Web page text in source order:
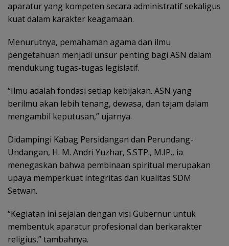
aparatur yang kompeten secara administratif sekaligus
kuat dalam karakter keagamaan.
Menurutnya, pemahaman agama dan ilmu
pengetahuan menjadi unsur penting bagi ASN dalam
mendukung tugas-tugas legislatif.
“Ilmu adalah fondasi setiap kebijakan. ASN yang
berilmu akan lebih tenang, dewasa, dan tajam dalam
mengambil keputusan,” ujarnya.
Didampingi Kabag Persidangan dan Perundang-
Undangan, H. M. Andri Yuzhar, S.STP., M.IP., ia
menegaskan bahwa pembinaan spiritual merupakan
upaya memperkuat integritas dan kualitas SDM
Setwan.
“Kegiatan ini sejalan dengan visi Gubernur untuk
membentuk aparatur profesional dan berkarakter
religius,” tambahnya.